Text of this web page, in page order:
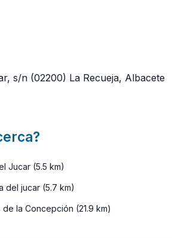
s/n (02200) La Recueja, Albacete
Jucar (5.5 km)
del jucar (5.7 km)
de la Concepción (21.9 km)